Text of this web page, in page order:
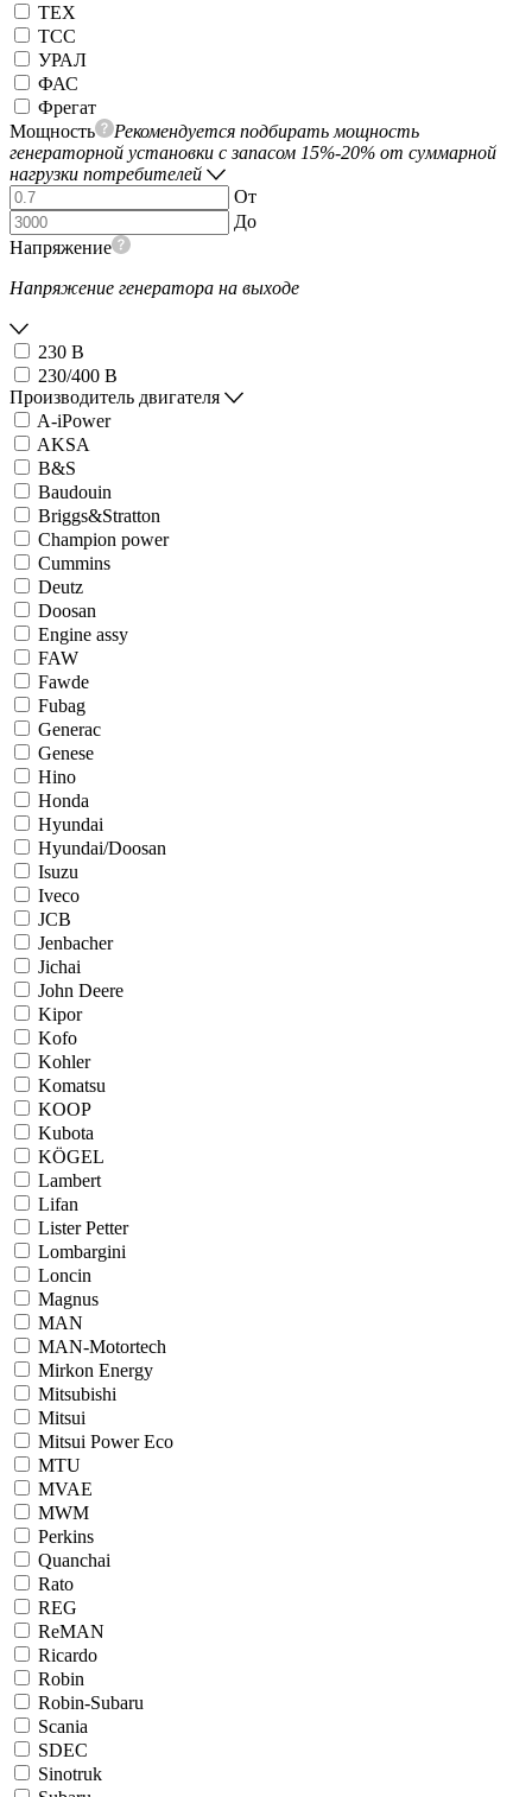
ТЕХ
ТСС
УРАЛ
ФАС
Фрегат
Мощность
Рекомендуется подбирать мощность
генераторной установки с запасом 15%-20% от суммарной
нагрузки потребителей
От
До
Напряжение
Напряжение генератора на выходе
230 В
230/400 В
Производитель двигателя
A-iPower
AKSA
B&S
Baudouin
Briggs&Stratton
Champion power
Cummins
Deutz
Doosan
Engine assy
FAW
Fawde
Fubag
Generac
Genese
Hino
Honda
Hyundai
Hyundai/Doosan
Isuzu
Iveco
JCB
Jenbacher
Jichai
John Deere
Kipor
Kofo
Kohler
Komatsu
KOOP
Kubota
KÖGEL
Lambert
Lifan
Lister Petter
Lombargini
Loncin
Magnus
MAN
MAN-Motortech
Mirkon Energy
Mitsubishi
Mitsui
Mitsui Power Eco
MTU
MVAE
MWM
Perkins
Quanchai
Rato
REG
ReMAN
Ricardo
Robin
Robin-Subaru
Scania
SDEC
Sinotruk